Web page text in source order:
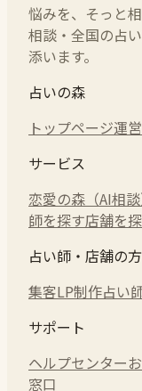
悩みを、そっと
相談・全国の占
添います。
占いの森
トップページ運
サービス
恋愛の森（AI相談
師を探す店舗を
占い師・店舗の
集客LP制作占い
サポート
ヘルプセンター
窓口